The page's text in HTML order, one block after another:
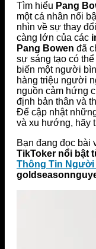
Tìm hiểu Pang
một cá nhân nổi
nhìn về sự thay
càng lớn của các
Pang Bowen đã
sự sáng tạo có
biến một người
hàng triệu người
nguồn cảm hứng
định bản thân và
Để cập nhật
và xu hướng, hãy
Bạn đang đọc bài
TikToker nổi bật
Thông Tin Người